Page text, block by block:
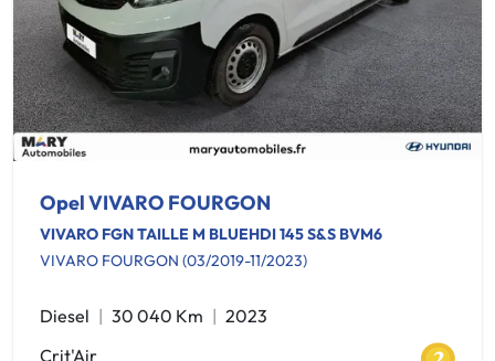
Opel VIVARO FOURGON
VIVARO FGN TAILLE M BLUEHDI 145 S&S BVM6
VIVARO FOURGON (03/2019-11/2023)
Diesel 30 040 Km
2023
Crit'Air